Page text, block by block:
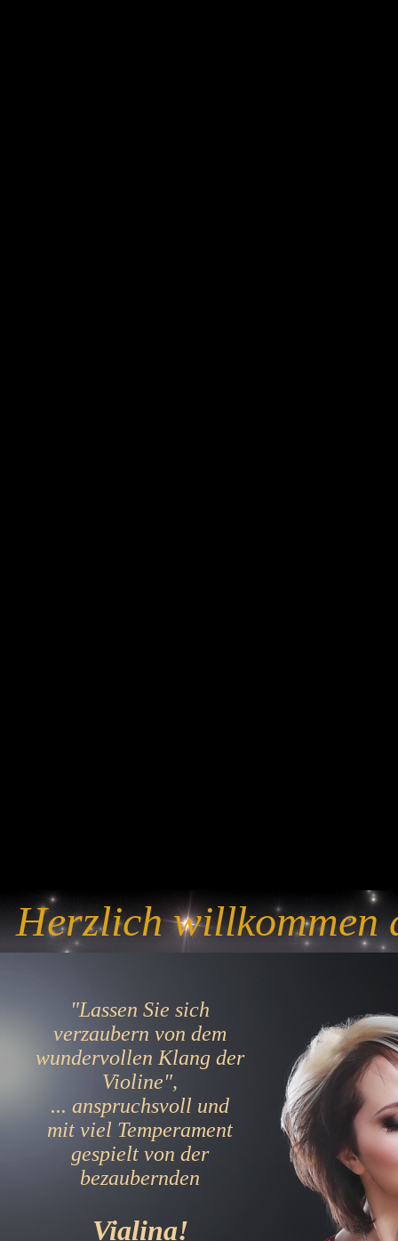
Herzlich willkommen
"Lassen Sie sich
verzaubern von dem
wundervollen Klang der
Violine",
... anspruchsvoll und
mit viel Temperament
gespielt von der
bezaubernden
Vialina!